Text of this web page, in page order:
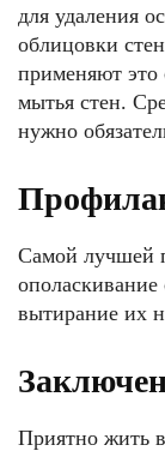
для удаления
облицовки
применяют это
мытья стен.
нужно
Самой лучшей
вытирание их
Приятно жить